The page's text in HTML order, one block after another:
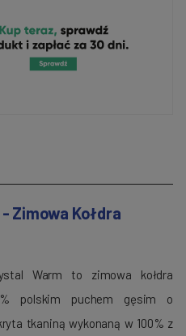
Zimowa Kołdra
Warm to zimowa kołdra
polskim puchem gęsim o
tkaniną wykonaną w 100% z